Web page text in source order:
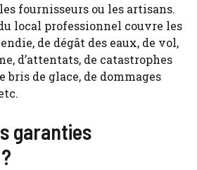
fournisseurs ou les artisans.
local professionnel couvre les
de dégât des eaux, de vol,
d’attentats, de catastrophes
bris de glace, de dommages
garanties